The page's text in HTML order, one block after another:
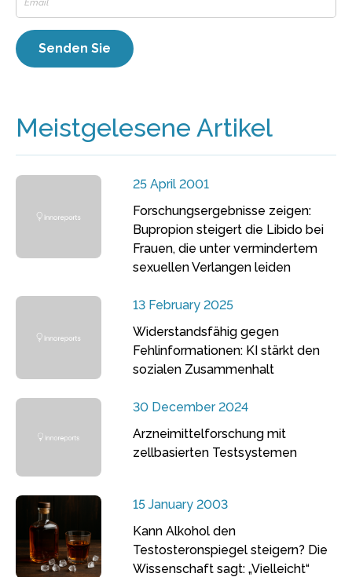
Meistgelesene Artikel
25 April 2001
Forschungsergebnisse zeigen:
Bupropion steigert die Libido bei
Frauen, die unter vermindertem
sexuellen Verlangen leiden
13 February 2025
Widerstandsfähig gegen
Fehlinformationen: KI stärkt den
sozialen Zusammenhalt
30 December 2024
Arzneimittelforschung mit
zellbasierten Testsystemen
15 January 2003
Kann Alkohol den
Testosteronspiegel steigern? Die
Wissenschaft sagt: „Vielleicht“